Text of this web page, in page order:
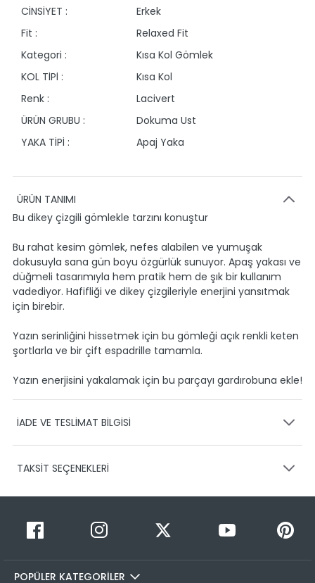
CİNSİYET :
Erkek
Fit :
Relaxed Fit
Kategori :
Kısa Kol Gömlek
KOL TİPİ :
Kısa Kol
Renk :
Lacivert
ÜRÜN GRUBU :
Dokuma Ust
YAKA TİPİ :
Apaj Yaka
ÜRÜN TANIMI
Bu dikey çizgili gömlekle tarzını konuştur
Bu rahat kesim gömlek, nefes alabilen ve yumuşak
dokusuyla sana gün boyu özgürlük sunuyor. Apaş yakası ve
düğmeli tasarımıyla hem pratik hem de şık bir kullanım
vadediyor. Hafifliği ve dikey çizgileriyle enerjini yansıtmak
için birebir.
Yazın serinliğini hissetmek için bu gömleği açık renkli keten
şortlarla ve bir çift espadrille tamamla.
Yazın enerjisini yakalamak için bu parçayı gardırobuna ekle!
İADE VE TESLİMAT BİLGİSİ
Ürünlerinizin gönderimini anlaşmalı olduğumuz PTT,
1-3 iş günü içerisinde kargoya teslim edilir.
Siparişimin kargo takibini nasıl yapabilirim?
Hesabım/Siparişlerim paneli üzerinden ilgili siparişinize ait
TAKSİT SEÇENEKLERİ
Taksit Sayısı Taksit Miktarı
Taksitli Tutar
Toplam
999,95 TL
2
POPÜLER KATEGORİLER